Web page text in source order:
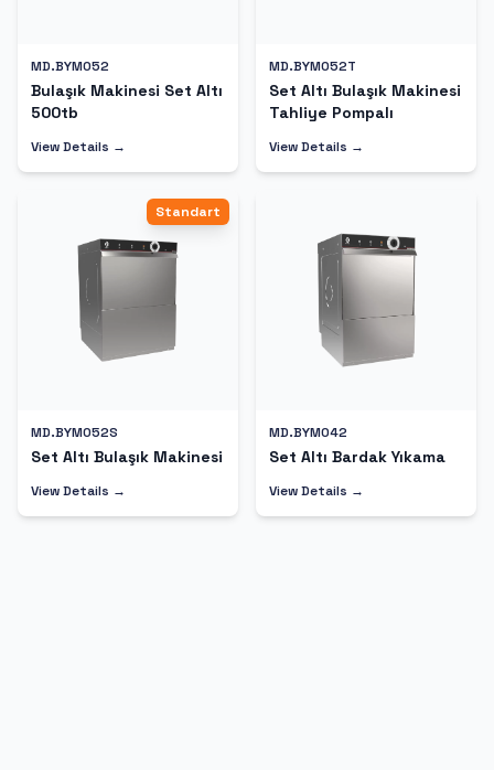
MD.BYM052
Bulaşık Makinesi Set Altı
500tb
View Details →
MD.BYM052T
Set Altı Bulaşık Makinesi
Tahliye Pompalı
View Details →
Standart
MD.BYM052S
Set Altı Bulaşık Makinesi
View Details →
MD.BYM042
Set Altı Bardak Yıkama
View Details →